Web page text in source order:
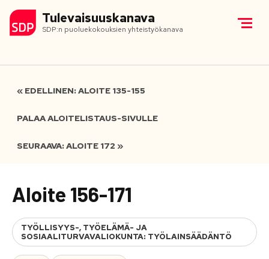
Tulevaisuuskanava
SDP:n puoluekokouksien yhteistyökanava
« EDELLINEN: ALOITE 135-155
PALAA ALOITELISTAUS-SIVULLE
SEURAAVA: ALOITE 172 »
Aloite 156-171
TYÖLLISYYS-, TYÖELÄMÄ- JA
SOSIAALITURVAVALIOKUNTA: TYÖLAINSÄÄDÄNTÖ